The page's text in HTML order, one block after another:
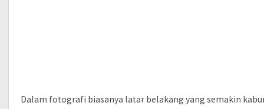
Dalam fotografi biasanya latar belakang yang semakin